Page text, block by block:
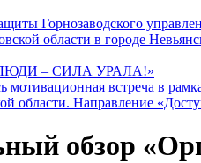
Горнозаводского
области в городе
– СИЛА УРАЛА!»
мотивационная встреча в
области. Направление
обзор